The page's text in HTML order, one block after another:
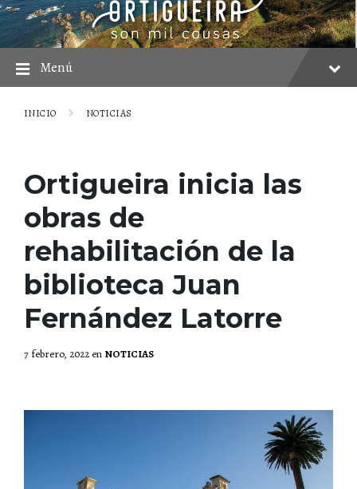
saltar
al
contenido
Saltar
a
la
navegación
principal
Saltar
al
pie
Menú
INICIO NOTICIAS
Ortigueira inicia las
obras de
rehabilitación de la
biblioteca Juan
Fernández Latorre
7 febrero, 2022 en NOTICIAS